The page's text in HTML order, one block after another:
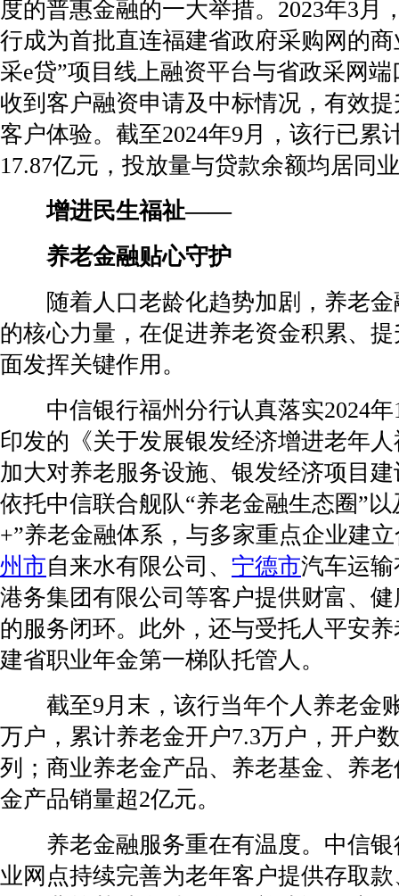
度的普惠金融的一大举措。2023年3月
行成为首批直连福建省政府采购网的
采e贷”项目线上融资平台与省政采网
收到客户融资申请及中标情况，有效
客户体验。截至2024年9月，该行已累
17.87亿元，投放量与贷款余额均居同
增进民生福祉——
养老金融贴心守护
随着人口老龄化趋势加剧，养老金
的核心力量，在促进养老资金积累、
面发挥关键作用。
中信银行福州分行认真落实2024年
印发的《关于发展银发经济增进老年
加大对养老服务设施、银发经济项目
依托中信联合舰队“养老金融生态圈”
+”养老金融体系，与多家重点企业建
州市自来水有限公司、 宁德市汽车运
港务集团有限公司等客户提供财富、
的服务闭环。此外，还与受托人平安
建省职业年金第一梯队托管人。
截至9月末，该行当年个人养老金
万户，累计养老金开户7.3万户，开户
列；商业养老金产品、养老基金、养
金产品销量超2亿元。
养老金融服务重在有温度。中信银
业网点持续完善为老年客户提供存取